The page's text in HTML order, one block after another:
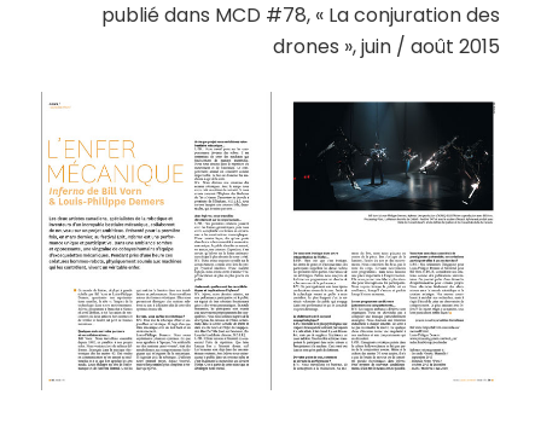
publié dans MCD #78, « La conjuration des
drones », juin / août 2015